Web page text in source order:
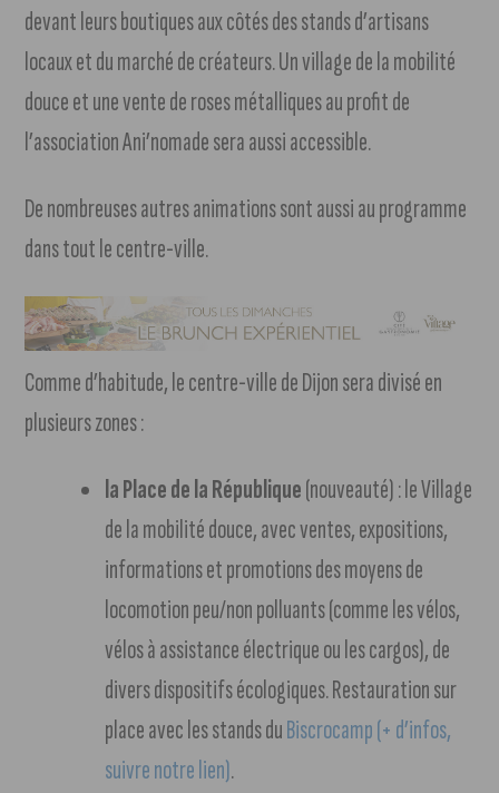
devant leurs boutiques aux côtés des stands d’artisans
locaux et du marché de créateurs. Un village de la mobilité
douce et une vente de roses métalliques au profit de
l’association Ani’nomade sera aussi accessible.
De nombreuses autres animations sont aussi au programme
dans tout le centre-ville.
Comme d’habitude, le centre-ville de Dijon sera divisé en
plusieurs zones :
la Place de la République(nouveauté) : le Village
de la mobilité douce, avec ventes, expositions,
informations et promotions des moyens de
locomotion peu/non polluants (comme les vélos,
vélos à assistance électrique ou les cargos), de
divers dispositifs écologiques. Restauration sur
place avec les stands duBiscrocamp (+ d’infos,
suivre notre lien).